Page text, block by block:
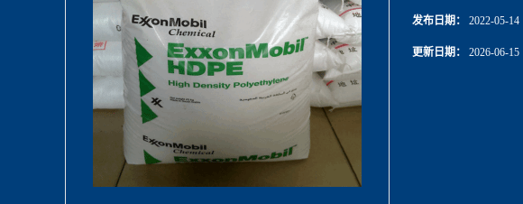
发布日期： 2022-05-14
更新日期： 2026-06-15